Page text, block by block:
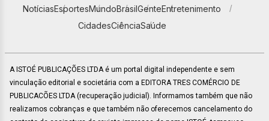
NotíciasEsportesMundoBrasilGenteEntretenimento
CidadesCiênciaSaúde
A ISTOÉ PUBLICAÇÕES LTDA é um portal digital independente e sem
vinculação editorial e societária com a EDITORA TRES COMÉRCIO DE
PUBLICACÕES LTDA (recuperação judicial). Informamos também que não
realizamos cobranças e que também não oferecemos cancelamento do